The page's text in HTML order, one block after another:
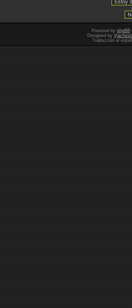
Powered by phpBB
Designed by
Traducción al